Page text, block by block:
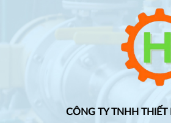
CÔNG TY TNHH